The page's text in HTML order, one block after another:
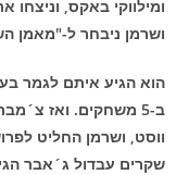
ושרמן ניבחר ל-"מאמן
הוא הגיע איתם לגמר
ב-5 משחקים. ואז
שקרים עבדול ג´אבר